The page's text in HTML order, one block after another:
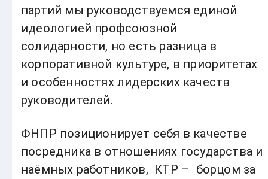
партий мы руководствуемся единой
идеологией профсоюзной
солидарности, но есть разница в
корпоративной культуре, в приоритетах
и особенностях лидерских качеств
руководителей.
ФНПР позиционирует себя в качестве
посредника в отношениях государства и
наёмных работников, КТР – борцом за